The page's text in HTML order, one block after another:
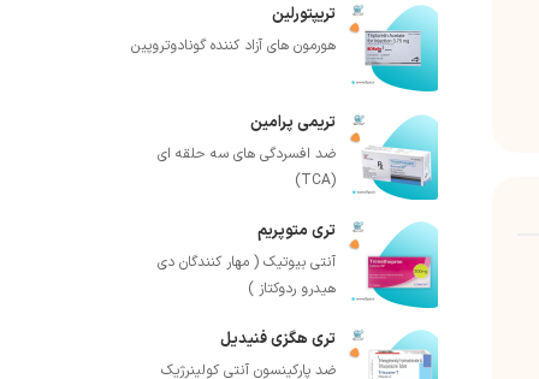
تریپتورلین
هورمون های آزاد کننده گونادوتروپین
تریمی پرامین
ضد افسردگی های سه حلقه ای
(TCA)
تری متوپریم
آنتی بیوتیک ( مهار کنندگان دی
هیدرو ردوکتاز )
تری هگزی فنیدیل
ضد پارکینسون آنتی کولینرژیک